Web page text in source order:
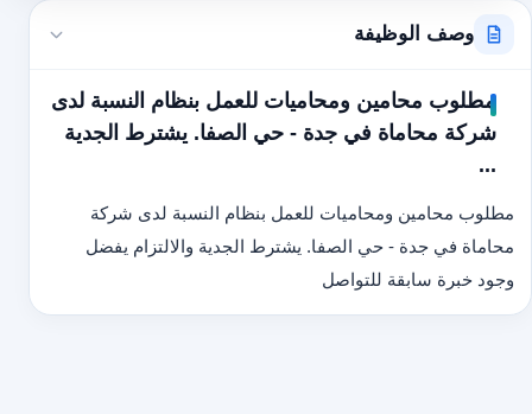
وصف الوظيفة
مطلوب محامين ومحاميات للعمل بنظام النسبة لدى
شركة محاماة في جدة - حي الصفا. يشترط الجدية
...
مطلوب محامين ومحاميات للعمل بنظام النسبة لدى شركة
محاماة في جدة - حي الصفا. يشترط الجدية والالتزام يفضل
وجود خبرة سابقة للتواصل